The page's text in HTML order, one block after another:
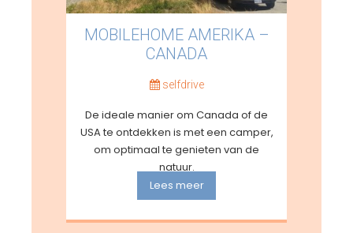
MOBILEHOME AMERIKA –
CANADA
selfdrive
De ideale manier om Canada of de
USA te ontdekken is met een camper,
om optimaal te genieten van de
natuur.
Lees meer